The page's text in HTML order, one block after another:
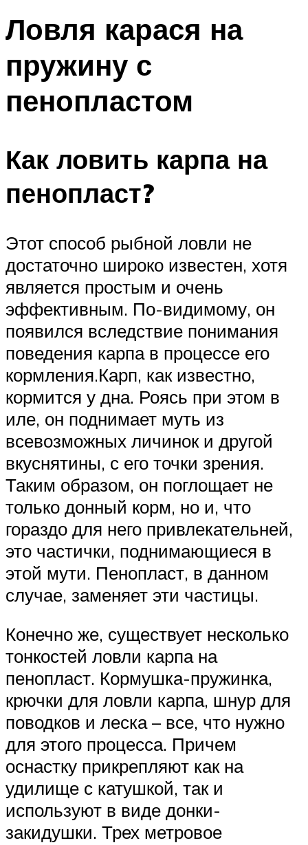
Ловля карася на
пружину с
пенопластом
Как ловить карпа на
пенопласт?
Этот способ рыбной ловли не
достаточно широко известен, хотя
является простым и очень
эффективным. По-видимому, он
появился вследствие понимания
поведения карпа в процессе его
кормления.Карп, как известно,
кормится у дна. Роясь при этом в
иле, он поднимает муть из
всевозможных личинок и другой
вкуснятины, с его точки зрения.
Таким образом, он поглощает не
только донный корм, но и, что
гораздо для него привлекательней,
это частички, поднимающиеся в
этой мути. Пенопласт, в данном
случае, заменяет эти частицы.
Конечно же, существует несколько
тонкостей ловли карпа на
пенопласт. Кормушка-пружинка,
крючки для ловли карпа, шнур для
поводков и леска – все, что нужно
для этого процесса. Причем
оснастку прикрепляют как на
удилище с катушкой, так и
используют в виде донки-
закидушки. Трех метровое